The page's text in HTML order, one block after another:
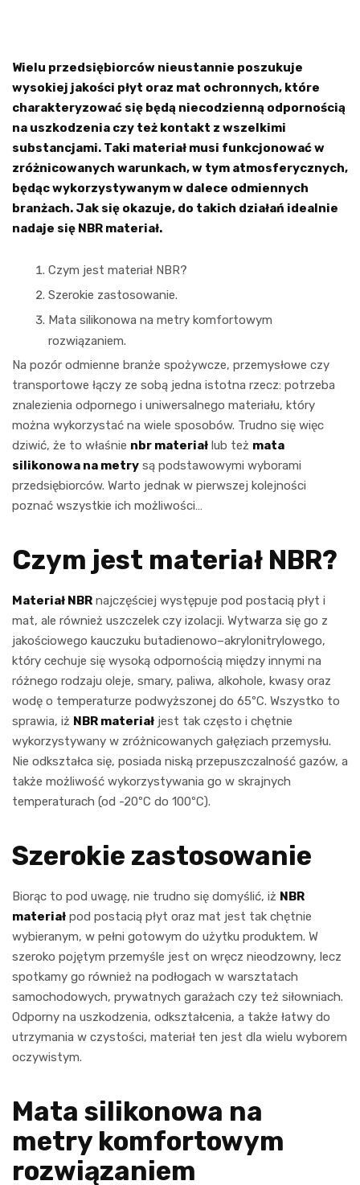
Wielu przedsiębiorców nieustannie poszukuje
wysokiej jakości płyt oraz mat ochronnych, które
charakteryzować się będą niecodzienną odpornością
na uszkodzenia czy też kontakt z wszelkimi
substancjami. Taki materiał musi funkcjonować w
zróżnicowanych warunkach, w tym atmosferycznych,
będąc wykorzystywanym w dalece odmiennych
branżach. Jak się okazuje, do takich działań idealnie
nadaje się NBR materiał.
Czym jest materiał NBR?
Szerokie zastosowanie.
Mata silikonowa na metry komfortowym
rozwiązaniem.
Na pozór odmienne branże spożywcze, przemysłowe czy
transportowe łączy ze sobą jedna istotna rzecz: potrzeba
znalezienia odpornego i uniwersalnego materiału, który
można wykorzystać na wiele sposobów. Trudno się więc
dziwić, że to właśnie nbr materiał lub też mata
silikonowa na metry są podstawowymi wyborami
przedsiębiorców. Warto jednak w pierwszej kolejności
poznać wszystkie ich możliwości…
Czym jest materiał NBR?
Materiał NBR najczęściej występuje pod postacią płyt i
mat, ale również uszczelek czy izolacji. Wytwarza się go z
jakościowego kauczuku butadienowo–akrylonitrylowego,
który cechuje się wysoką odpornością między innymi na
różnego rodzaju oleje, smary, paliwa, alkohole, kwasy oraz
wodę o temperaturze podwyższonej do 65ºC. Wszystko to
sprawia, iż NBR materiał jest tak często i chętnie
wykorzystywany w zróżnicowanych gałęziach przemysłu.
Nie odkształca się, posiada niską przepuszczalność gazów, a
także możliwość wykorzystywania go w skrajnych
temperaturach (od -20ºC do 100ºC).
Szerokie zastosowanie
Biorąc to pod uwagę, nie trudno się domyślić, iż NBR
materiał pod postacią płyt oraz mat jest tak chętnie
wybieranym, w pełni gotowym do użytku produktem. W
szeroko pojętym przemyśle jest on wręcz nieodzowny, lecz
spotkamy go również na podłogach w warsztatach
samochodowych, prywatnych garażach czy też siłowniach.
Odporny na uszkodzenia, odkształcenia, a także łatwy do
utrzymania w czystości, materiał ten jest dla wielu wyborem
oczywistym.
Mata silikonowa na
metry komfortowym
rozwiązaniem